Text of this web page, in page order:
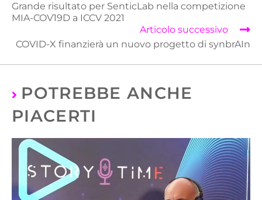
Grande risultato per SenticLab nella competizione
MIA-COV19D a ICCV 2021
Articolo successivo
COVID-X finanzierà un nuovo progetto di synbrAIn
POTREBBE ANCHE
PIACERTI